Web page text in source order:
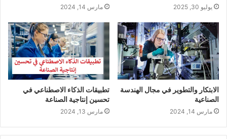
يوليو 30, 2025 مارس 14, 2024
الابتكار والتطوير في مجال الهندسة
الصناعية
مارس 14, 2024
تطبيقات الذكاء الاصطناعي في
تحسين إنتاجية الصناعة
مارس 13, 2024